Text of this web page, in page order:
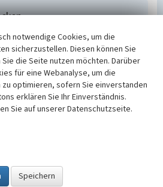
| Weskow
| Zelezna
Fachdatenbank
notwendige Cookies, um die
sicherzustellen. Diesen können Sie
die Seite nutzen möchten. Darüber
für eine Webanalyse, um die
optimieren, sofern Sie einverstanden
erklären Sie Ihr Einverständnis.
Sie auf unserer Datenschutzseite.